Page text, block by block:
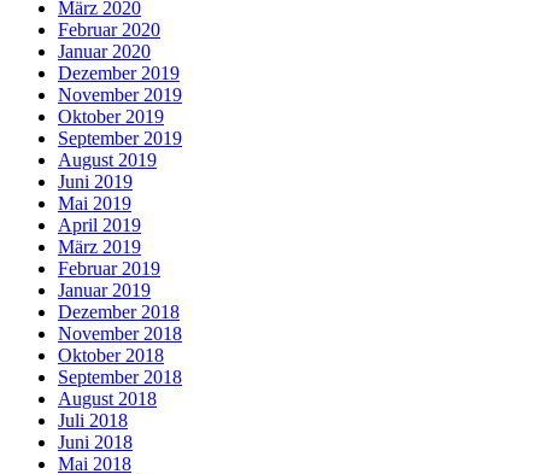
März 2020
Februar 2020
Januar 2020
Dezember 2019
November 2019
Oktober 2019
September 2019
August 2019
Juni 2019
Mai 2019
April 2019
März 2019
Februar 2019
Januar 2019
Dezember 2018
November 2018
Oktober 2018
September 2018
August 2018
Juli 2018
Juni 2018
Mai 2018